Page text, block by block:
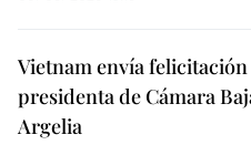
Vietnam envía felicitación
presidenta de Cámara
Argelia